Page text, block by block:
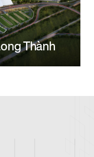
Thành